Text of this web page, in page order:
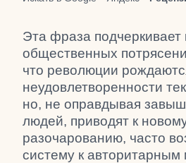
Эта фраза подчеркивает
общественных
что революции
неудовлетворенности
но, не оправдывая
людей, приводят к
разочарованию, часто
систему к